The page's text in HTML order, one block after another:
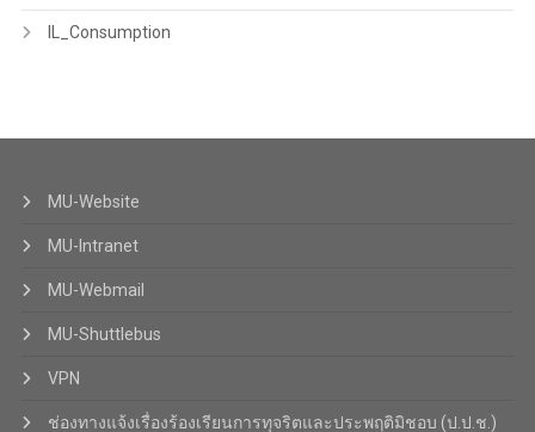
IL_Consumption
MU-Website
MU-Intranet
MU-Webmail
MU-Shuttlebus
VPN
ช่องทางแจ้งเรื่องร้องเรียนการทุจริตและประพฤติมิชอบ (ป.ป.ช.)